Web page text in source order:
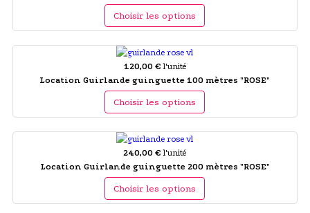
Choisir les options
120,00 € l'unité
Location Guirlande guinguette 100 mètres "ROSE"
Choisir les options
240,00 € l'unité
Location Guirlande guinguette 200 mètres "ROSE"
Choisir les options